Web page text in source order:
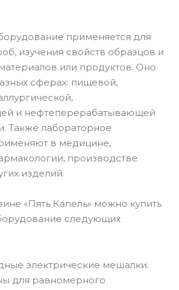
применяется для
изучения свойств образцов и
или продуктов. Оно
сферах: пищевой,
и нефтеперерабатывающей
Также лабораторное
в медицине,
производстве
изделий.
«Пять Капель» можно купить
следующих
электрические мешалки.
для равномерного